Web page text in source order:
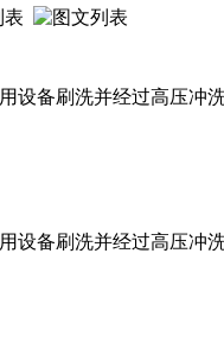
设备刷洗并经过高压冲
设备刷洗并经过高压冲